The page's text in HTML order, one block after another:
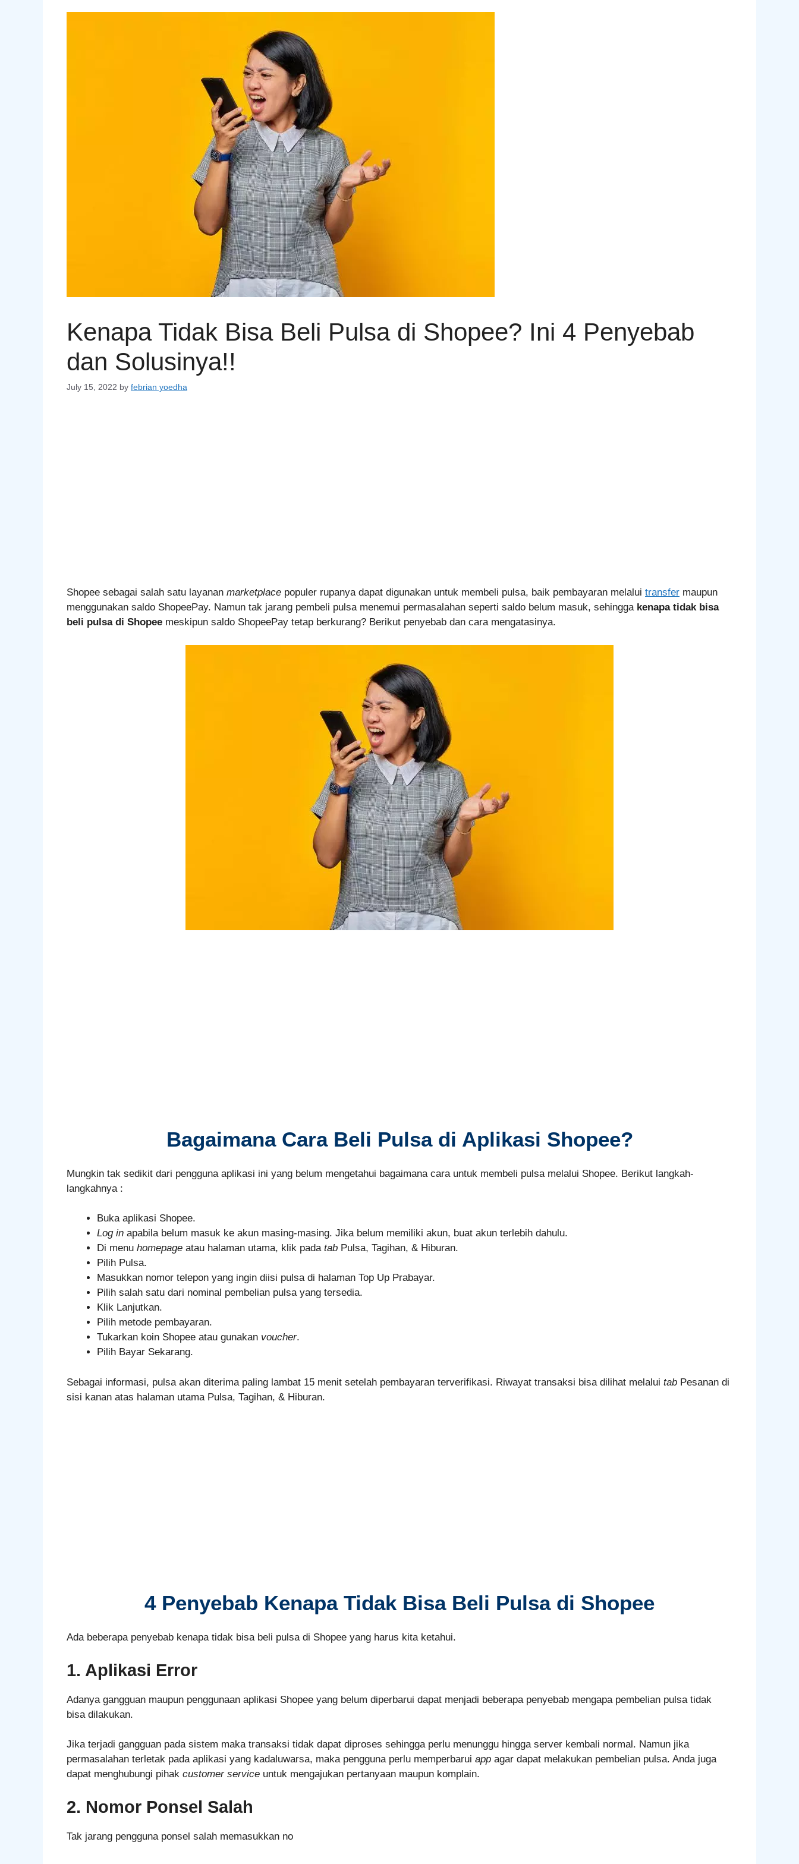
Kenapa Tidak Bisa Beli Pulsa di Shopee? Ini 4 Penyebab
dan Solusinya!!
July 15, 2022 by febrian yoedha
Shopee sebagai salah satu layanan marketplace populer rupanya dapat digunakan untuk membeli pulsa, baik pembayaran melalui transfer maupun
menggunakan saldo ShopeePay. Namun tak jarang pembeli pulsa menemui permasalahan seperti saldo belum masuk, sehinggakenapa tidak bisa
beli pulsa di Shopee meskipun saldo ShopeePay tetap berkurang? Berikut penyebab dan cara mengatasinya.
Bagaimana Cara Beli Pulsa di Aplikasi Shopee?
Mungkin tak sedikit dari pengguna aplikasi ini yang belum mengetahui bagaimana cara untuk membeli pulsa melalui Shopee. Berikut langkah-
langkahnya :
Buka aplikasi Shopee.
Log in apabila belum masuk ke akun masing-masing. Jika belum memiliki akun, buat akun terlebih dahulu.
Di menu homepage atau halaman utama, klik pada tab Pulsa, Tagihan, & Hiburan.
Pilih Pulsa.
Masukkan nomor telepon yang ingin diisi pulsa di halaman Top Up Prabayar.
Pilih salah satu dari nominal pembelian pulsa yang tersedia.
Klik Lanjutkan.
Pilih metode pembayaran.
Tukarkan koin Shopee atau gunakan voucher.
Pilih Bayar Sekarang.
Sebagai informasi, pulsa akan diterima paling lambat 15 menit setelah pembayaran terverifikasi. Riwayat transaksi bisa dilihat melalui tab Pesanan di
sisi kanan atas halaman utama Pulsa, Tagihan, & Hiburan.
4 Penyebab Kenapa Tidak Bisa Beli Pulsa di Shopee
Ada beberapa penyebab kenapa tidak bisa beli pulsa di Shopee yang harus kita ketahui.
1. Aplikasi Error
Adanya gangguan maupun penggunaan aplikasi Shopee yang belum diperbarui dapat menjadi beberapa penyebab mengapa pembelian pulsa tidak
bisa dilakukan.
Jika terjadi gangguan pada sistem maka transaksi tidak dapat diproses sehingga perlu menunggu hingga server kembali normal. Namun jika
permasalahan terletak pada aplikasi yang kadaluwarsa, maka pengguna perlu memperbarui app agar dapat melakukan pembelian pulsa. Anda juga
dapat menghubungi pihak customer service untuk mengajukan pertanyaan maupun komplain.
2. Nomor Ponsel Salah
Tak jarang pengguna ponsel salah memasukkan no